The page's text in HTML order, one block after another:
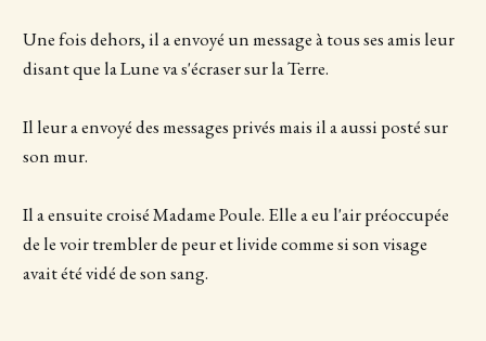
Une fois dehors, il a envoyé un message à tous ses amis leur
disant que la Lune va s'écraser sur la Terre.
Il leur a envoyé des messages privés mais il a aussi posté sur
son mur.
Il a ensuite croisé Madame Poule. Elle a eu l'air préoccupée
de le voir trembler de peur et livide comme si son visage
avait été vidé de son sang.